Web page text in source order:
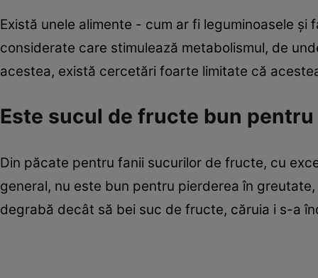
Există unele alimente - cum ar fi leguminoasele
considerate care stimulează metabolismul, de
acestea, există cercetări foarte limitate că
Este sucul de fructe bun
Din păcate pentru fanii sucurilor de fructe, cu
general, nu este bun pentru pierderea în
degrabă decât să bei suc de fructe, căruia i s-a